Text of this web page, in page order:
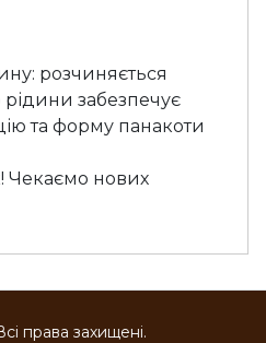
розчиняється
рідини забезпечує
та форму панакоти
Чекаємо нових
права захищені.